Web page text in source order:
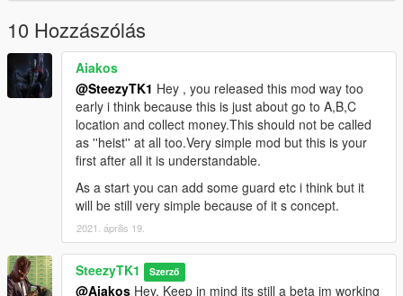
10 Hozzászólás
Aiakos
@SteezyTK1 Hey , you released this mod way too
early i think because this is just about go to A,B,C
location and collect money.This should not be called
as ''heist'' at all too.Very simple mod but this is your
first after all it is understandable.
As a start you can add some guard etc i think but it
will be still very simple because of it s concept.
2021. április 19.
SteezyTK1 Szerző
@Aiakos Hey, Keep in mind its still a beta im working